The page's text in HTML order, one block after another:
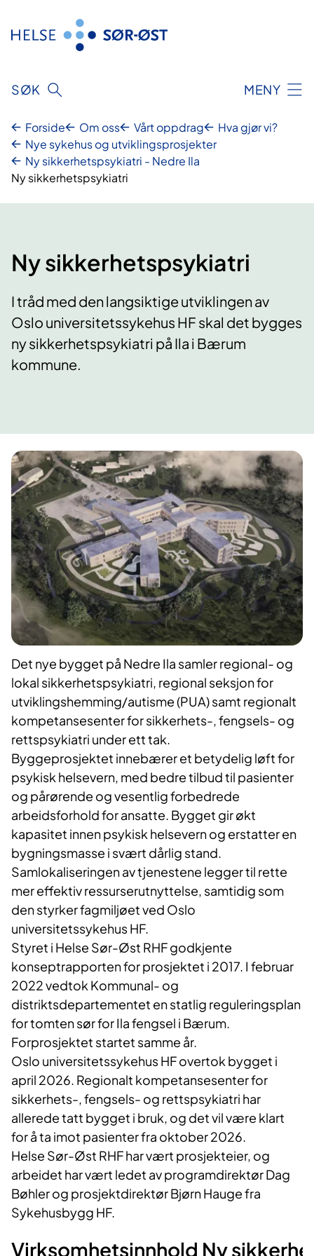
innhold
SØK MENY
Forside Om oss Vårt oppdrag
Hva gjør vi?
Nye sykehus og utviklingsprosjekter
Ny sikkerhetspsykiatri - Nedre Ila
Ny sikkerhetspsykiatri
Ny sikkerhetspsykiatri
I tråd med den langsiktige utviklingen av
Oslo universitetssykehus HF skal det bygges
ny sikkerhetspsykiatri på Ila i Bærum
kommune.
Det nye bygget på Nedre Ila samler regional- og
lokal sikkerhetspsykiatri, regional seksjon for
utviklingshemming/autisme (PUA) samt regionalt
kompetansesenter for sikkerhets-, fengsels- og
rettspsykiatri under ett tak.
Byggeprosjektet innebærer et betydelig løft for
psykisk helsevern, med bedre tilbud til pasienter
og pårørende og vesentlig forbedrede
arbeidsforhold for ansatte. Bygget gir økt
kapasitet innen psykisk helsevern og erstatter en
bygningsmasse i svært dårlig stand.
Samlokaliseringen av tjenestene legger til rette
mer effektiv ressurserutnyttelse, samtidig som
den styrker fagmiljøet ved Oslo
universitetssykehus HF.
Styret i Helse Sør-Øst RHF godkjente
konseptrapporten for prosjektet i 2017. I februar
2022 vedtok Kommunal- og
distriktsdepartementet en statlig reguleringsplan
for tomten sør for Ila fengsel i Bærum.
Forprosjektet startet samme år.
Oslo universitetssykehus HF overtok bygget i
april 2026. Regionalt kompetansesenter for
sikkerhets-, fengsels- og rettspsykiatri har
allerede tatt bygget i bruk, og det vil være klart
for å ta imot pasienter fra oktober 2026.
Helse Sør-Øst RHF har vært prosjekteier, og
arbeidet har vært ledet av programdirektør Dag
Bøhler og prosjektdirektør Bjørn Hauge fra
Sykehusbygg HF.
Virksomhetsinnhold Ny